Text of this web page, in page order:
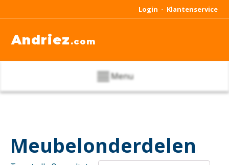
Login - Klantenservice
Andriez .com
Menu
Meubelonderdelen